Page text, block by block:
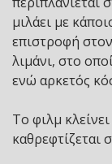
μιλάει με
επιστροφή
λιμάνι, στο
ενώ αρκετός
Το φιλμ
καθρεφτίζεται